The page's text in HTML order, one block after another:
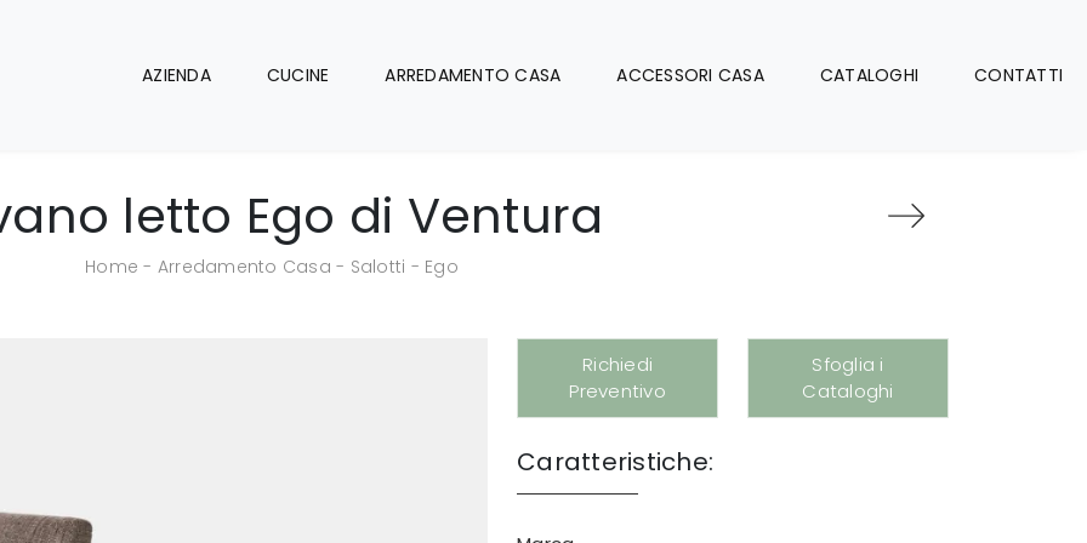
AZIENDA CUCINE ARREDAMENTO CASA ACCESSORI CASA CATALOGHI CONTATTI
letto Ego di Ventura
Home - Arredamento Casa - Salotti - Ego
Richiedi
Preventivo
Sfoglia i
Cataloghi
Caratteristiche: